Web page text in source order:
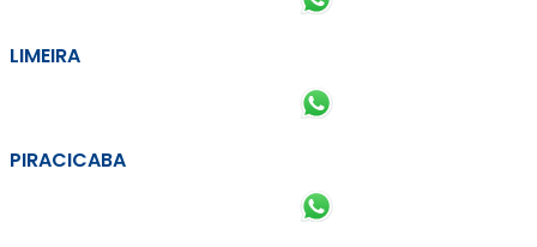
LIMEIRA
PIRACICABA